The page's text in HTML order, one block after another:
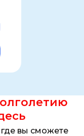
вы сможете